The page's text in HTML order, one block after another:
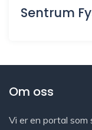
Sentrum
Om oss
Vi er en portal